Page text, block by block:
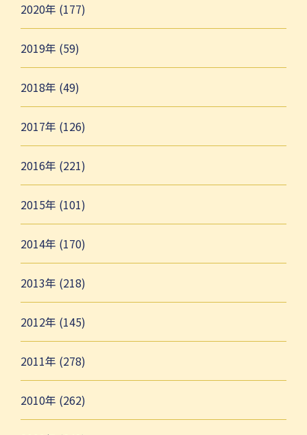
2020年 (177)
2019年 (59)
2018年 (49)
2017年 (126)
2016年 (221)
2015年 (101)
2014年 (170)
2013年 (218)
2012年 (145)
2011年 (278)
2010年 (262)